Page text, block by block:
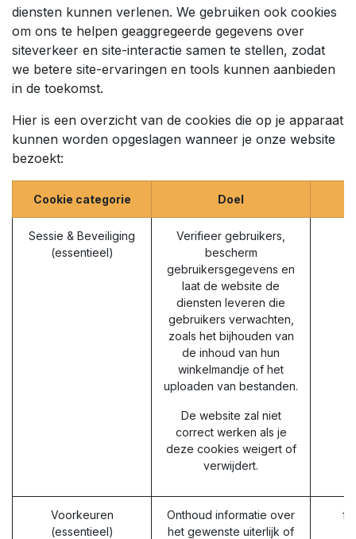
diensten kunnen verlenen. We gebruiken ook cookies
om ons te helpen geaggregeerde gegevens over
siteverkeer en site-interactie samen te stellen, zodat
we betere site-ervaringen en tools kunnen aanbieden
in de toekomst.
Hier is een overzicht van de cookies die op je apparaat
kunnen worden opgeslagen wanneer je onze website
bezoekt:
Cookie categorie Doel
Sessie & Beveiliging
(essentieel)
Verifieer gebruikers,
bescherm
gebruikersgegevens en
laat de website de
diensten leveren die
gebruikers verwachten,
zoals het bijhouden van
de inhoud van hun
winkelmandje of het
uploaden van bestanden.
De website zal niet
correct werken als je
deze cookies weigert of
verwijdert.
Voorkeuren
(essentieel)
Onthoud informatie over
het gewenste uiterlijk of